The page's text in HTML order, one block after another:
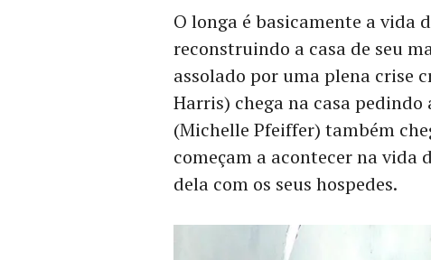
O longa é basicamente a vida
reconstruindo a casa de seu
assolado por uma plena crise
Harris) chega na casa
(Michelle Pfeiffer) também
começam a acontecer na vida
dela com os seus hospedes.